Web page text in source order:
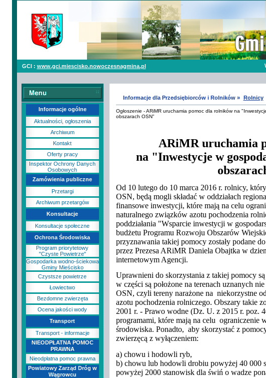
GCI : www.gci.miescisko.nowoczesnagmina.pl
Informacje ogólne
Aktualności, ogłoszenia
Archiwum
Kontakt
Oferty pracy
Inspektor Ochrony Danych
Osobowych
Zamówienia publiczne
Przetargi
Archiwum przetargów
Konsultacje
Konsultacje społeczne
Ochrona Środowiska
Program priorytetowy
"Czyste Powietrze"
Gospodarka wodno-ściekowa
Gminy Mieścisko
Czystsze powietrze
Łowiectwo
Bezdomne zwierzęta
Ocena jakości wody
Transport
Transport - informacje
NIEODPŁATNA POMOC
PRAWNA
Nieodpłatna pomoc prawna
Powiatowy Zarząd Dróg w
Wągrowcu
Informacje dla Przedsiębiorców i Rolników » Rolnicy
Ogłoszenie - ARiMR uruchamia pomoc dla rolników na
obszarach OSN"
ARiMR uruchamia
na "Inwestycje w
Od 10 lutego do 10 marca 2016 r. rolnicy,
OSN, będą mogli składać w oddziałach
finansowe inwestycji, które mają na celu
naturalnego związków azotu pochodzenia
poddziałania "Wsparcie inwestycji w
budżetu Programu Rozwoju Obszarów
przyznawania takiej pomocy zostały podane
przez Prezesa ARiMR Daniela Obajtka w
internetowym Agencji.
Uprawnieni do skorzystania z takiej pomocy
w części są położone na terenach uznanych
OSN, czyli tereny narażone na niekorzystne
azotu pochodzenia rolniczego. Obszary takie
2001 r. - Prawo wodne (Dz. U. z 2015 r. poz.
programami, które mają na celu ograniczenie
środowiska. Ponadto, aby skorzystać z
zwierzęcą z wyłączeniem:
a) chowu i hodowli ryb,
b) chowu lub hodowli drobiu powyżej 40 000
powyżej 2000 stanowisk dla świń o wadze